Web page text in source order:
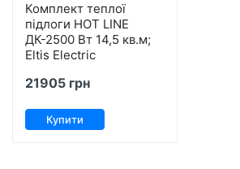
Комплект теплої
підлоги HOT LINE
ДК-2500 Вт 14,5 кв.м;
Eltis Electric
21905 грн
Купити